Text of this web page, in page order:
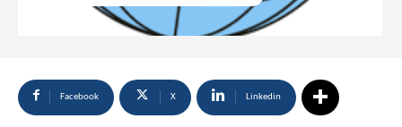
Facebook X Linkedin